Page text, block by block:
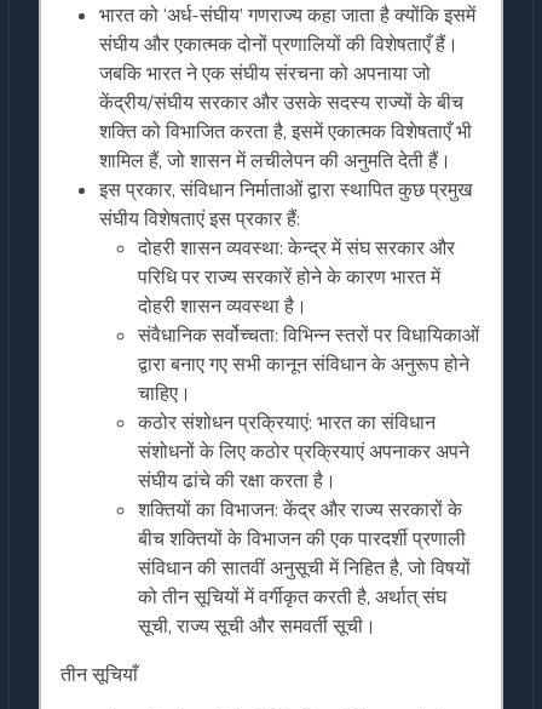
भारत को ‘अर्ध-संघीय’ गणराज्य कहा जाता है क्योंकि इसमें
संघीय और एकात्मक दोनों प्रणालियों की विशेषताएँ हैं।
जबकि भारत ने एक संघीय संरचना को अपनाया जो
केंद्रीय/संघीय सरकार और उसके सदस्य राज्यों के बीच
शक्ति को विभाजित करता है, इसमें एकात्मक विशेषताएँ भी
शामिल हैं, जो शासन में लचीलेपन की अनुमति देती हैं।
इस प्रकार, संविधान निर्माताओं द्वारा स्थापित कुछ प्रमुख
संघीय विशेषताएं इस प्रकार हैं:
दोहरी शासन व्यवस्था: केन्द्र में संघ सरकार और
परिधि पर राज्य सरकारें होने के कारण भारत में
दोहरी शासन व्यवस्था है।
संवैधानिक सर्वोच्चता: विभिन्न स्तरों पर विधायिकाओं
द्वारा बनाए गए सभी कानून संविधान के अनुरूप होने
चाहिए।
कठोर संशोधन प्रक्रियाएं: भारत का संविधान
संशोधनों के लिए कठोर प्रक्रियाएं अपनाकर अपने
संघीय ढांचे की रक्षा करता है।
शक्तियों का विभाजन: केंद्र और राज्य सरकारों के
बीच शक्तियों के विभाजन की एक पारदर्शी प्रणाली
संविधान की सातवीं अनुसूची में निहित है, जो विषयों
को तीन सूचियों में वर्गीकृत करती है, अर्थात् संघ
सूची, राज्य सूची और समवर्ती सूची।
तीन सूचियाँ